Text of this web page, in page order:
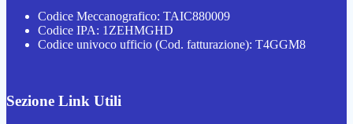
Codice Meccanografico: TAIC880009
Codice IPA: 1ZEHMGHD
Codice univoco ufficio (Cod. fatturazione): T4GGM8
Sezione Link Utili